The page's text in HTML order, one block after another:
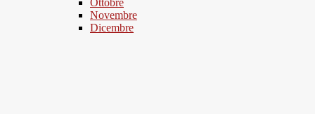
Ottobre
Novembre
Dicembre